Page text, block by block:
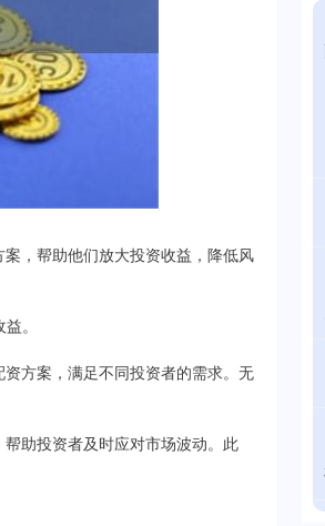
，帮助他们放大投资收益，降低风
。
方案，满足不同投资者的需求。无
助投资者及时应对市场波动。此